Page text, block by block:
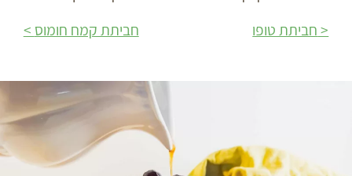
חביתת טופו
חביתת קמח חומוס